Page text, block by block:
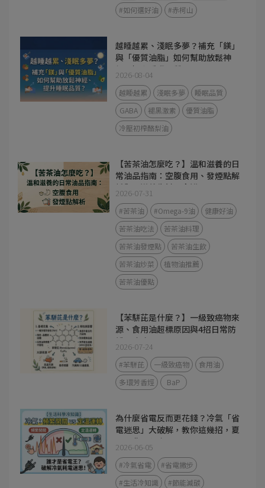
#如何選好油
#赤柯山
越睡越累、淺眠多夢？補充「鎂」
與「優質油脂」如何幫助放鬆神
經、提升睡眠品質？
2026-08-04
越睡越累 淺眠多夢
睡眠品質
GABA
褪黑激素
優質油脂
冷壓初榨酪梨油
【苦茶油怎麼吃？】溫和滋養的日
常油品指南：空腹食用、發煙點解
析與 3 道養生料理食譜
2026-07-31
#苦茶油 #Omega-9油
健康好油
苦茶油吃法
苦茶油料理
苦茶油發煙點
苦茶油生飲
苦茶油炒菜
植物油推薦
苦茶油優點
【苯駢芘是什麼？】一級致癌物來
源、食用油超標原因與4招日常防
護全攻略
2026-07-24
#苯駢芘 一級致癌物
食用油
多環芳香烴
BaP
為什麼省電反而更花錢？冷氣「省
電迷思」大破解，教你這幾招，夏
天電費不心疼
2026-06-05
#冷氣省電
#省電撇步
#生活冷知識
#節能減碳